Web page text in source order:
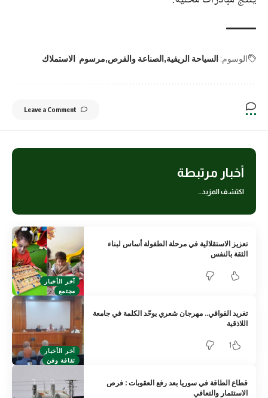
الوسوم: السياحة الريفية الصناعة والفرص مرسوم الاستملاك
Leave a Comment
أخبار مرتبطة
اكتشف المزيد..
آخر الأخبار
مجتمع
تعزيز الاستقلالية في مرحلة الطفولة أساس لبناء
الثقة بالنفس
آخر الأخبار
ثقافة وفن
تغريد القوافي.. مهرجان شعري يوحّد الكلمة في جامعة
اللاذقية
1
قطاع الطاقة في سوريا بعد رفع العقوبات : فرص
الاستثمار والتعافي